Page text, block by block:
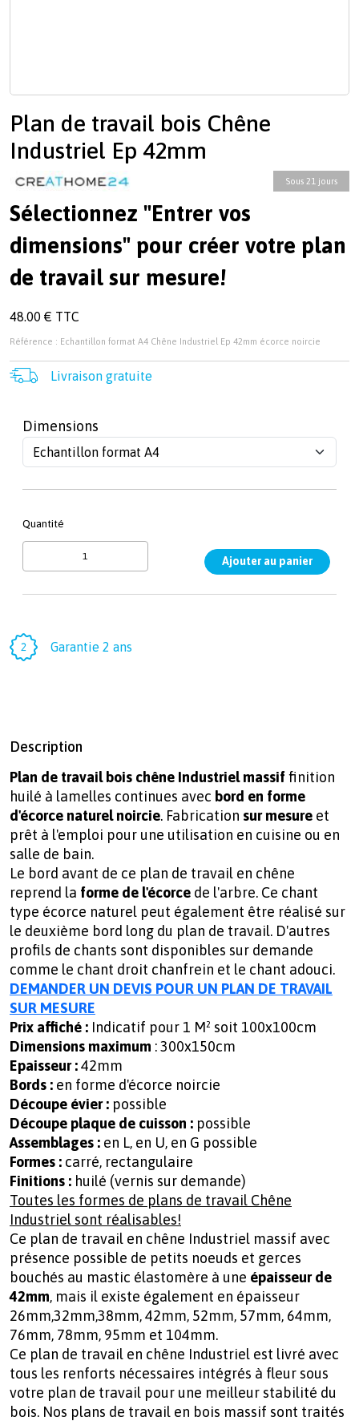
Plan de travail bois Chêne
Industriel Ep 42mm
Sous 21 jours
Sélectionnez "Entrer vos
dimensions" pour créer votre plan
de travail sur mesure!
48.00 € TTC
Référence : Echantillon format A4 Chêne Industriel Ep 42mm écorce noircie
Livraison gratuite
Dimensions
Quantité
Garantie 2 ans
Description
Plan de travail bois chêne Industriel massiffinition
huilé à lamelles continues avec bord en forme
d'écorce naturel noircie. Fabrication sur mesure et
prêt à l'emploi pour une utilisation en cuisine ou en
salle de bain.
Le bord avant de ce plan de travail en chêne
reprend la forme de l'écorce de l'arbre. Ce chant
type écorce naturel peut également être réalisé sur
le deuxième bord long du plan de travail. D'autres
profils de chants sont disponibles sur demande
comme le chant droit chanfrein et le chant adouci.
DEMANDER UN DEVIS POUR UN PLAN DE TRAVAIL
SUR MESURE
Prix affiché : Indicatif pour 1 M² soit 100x100cm
Dimensions maximum : 300x150cm
Epaisseur :42mm
Bords : en forme d'écorce noircie
Découpe évier : possible
Découpe plaque de cuisson : possible
Assemblages : en L, en U, en G possible
Formes : carré, rectangulaire
Finitions : huilé (vernis sur demande)
Toutes les formes de plans de travail Chêne
Industriel sont réalisables!
Ce plan de travail en chêne Industriel massif avec
présence possible de petits noeuds et gerces
bouchés au mastic élastomère à une épaisseur de
42mm, mais il existe également en épaisseur
26mm,32mm,38mm, 42mm, 52mm, 57mm, 64mm,
76mm, 78mm, 95mm et 104mm.
Ce plan de travail en chêne Industriel est livré avec
tous les renforts nécessaires intégrés à fleur sous
votre plan de travail pour une meilleur stabilité du
bois. Nos plans de travail en bois massif sont traités